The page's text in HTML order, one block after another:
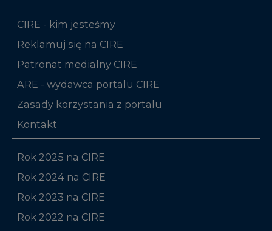
CIRE - kim jesteśmy
Reklamuj się na CIRE
Patronat medialny CIRE
ARE - wydawca portalu CIRE
Zasady korzystania z portalu
Kontakt
Rok 2025 na CIRE
Rok 2024 na CIRE
Rok 2023 na CIRE
Rok 2022 na CIRE